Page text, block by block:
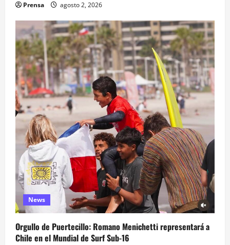
Prensa agosto 2, 2026
News
Orgullo de Puertecillo: Romano Menichetti representará a
Chile en el Mundial de Surf Sub-16